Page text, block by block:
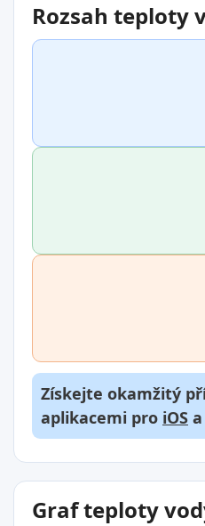
Rozsah teploty
Získejte okamžitý
aplikacemi pro iOS a
Graf teploty